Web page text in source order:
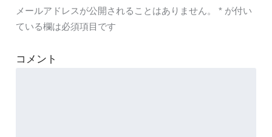
メールアドレスが公開されることはありません。 *が付い
ている欄は必須項目です
コメント